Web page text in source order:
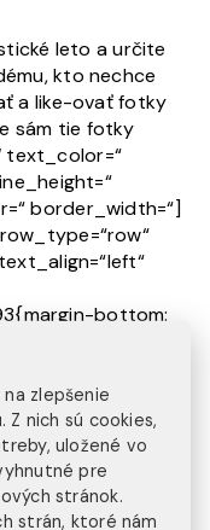
leto a určite
kto nechce
a like-ovať fotky
sám tie fotky
text_color=“
border_width=“]
bottom:
target=“_blank“
zlepšenie
Z nich sú cookies,
uložené vo
pre
stránok.
strán, ktoré nám